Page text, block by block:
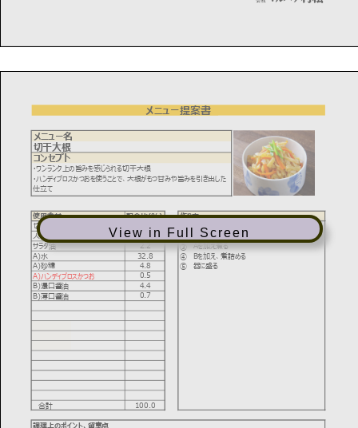
View in Full Screen